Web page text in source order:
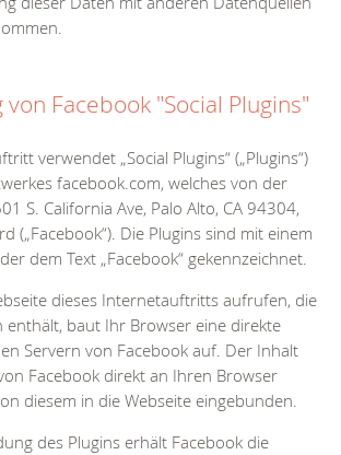
Facebook "Social Plugins"
verwendet „Social Plugins“ („Plugins“)
facebook.com, welches von der
S. California Ave, Palo Alto, CA 94304,
(„Facebook“). Die Plugins sind mit einem
dem Text „Facebook“ gekennzeichnet.
dieses Internetauftritts aufrufen, die
enthält, baut Ihr Browser eine direkte
Servern von Facebook auf. Der Inhalt
Facebook direkt an Ihren Browser
diesem in die Webseite eingebunden.
des Plugins erhält Facebook die